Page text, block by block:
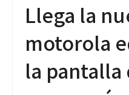
Llega la
motorola
la pantalla